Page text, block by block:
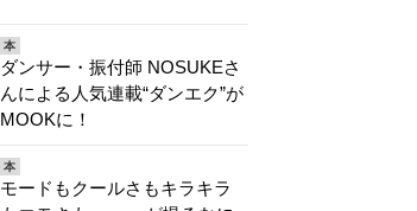
本
ダンサー・振付師 NOSUKEさ
んによる人気連載“ダンエク”が
MOOKに！
本
モードもクールさもキラキラ